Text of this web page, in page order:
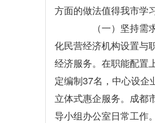
方面的做法值得我市学
（一）坚持需求
化民营经济机构设置与
经济服务。在职能配置
定编制37名，中心设企
立体式惠企服务。成都
导小组办公室日常工作